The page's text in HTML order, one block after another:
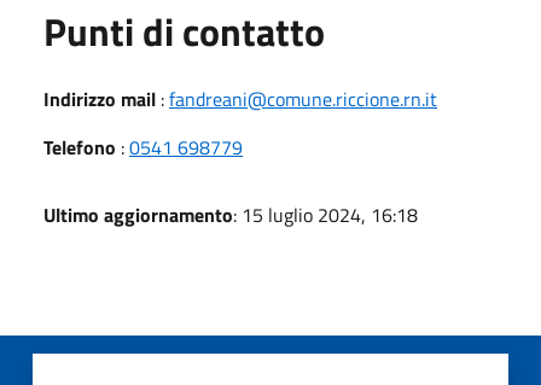
Punti di contatto
Indirizzo mail :fandreani@comune.riccione.rn.it
Telefono :0541 698779
Ultimo aggiornamento: 15 luglio 2024, 16:18